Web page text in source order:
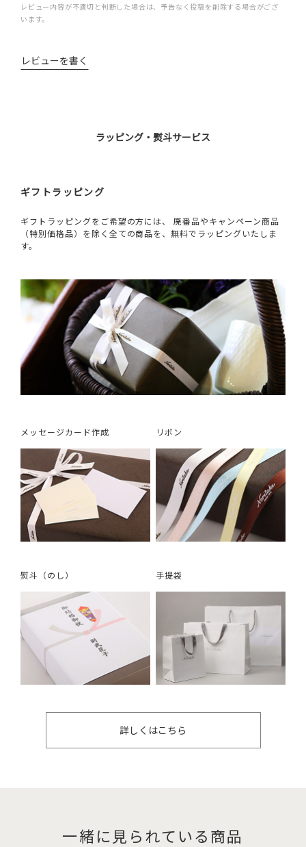
レビュー内容が不適切と判断した場合は、予告なく投稿を削除する場合がござ
います。
レビューを書く
ラッピング・熨斗サービス
ギフトラッピング
ギフトラッピングをご希望の方には、 廃番品やキャンペーン商品
（特別価格品）を除く全ての商品を、無料でラッピングいたしま
す。
メッセージカード作成 リボン
熨斗（のし） 手提袋
詳しくはこちら
一緒に見られている商品